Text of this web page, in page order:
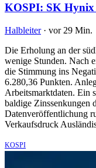
KOSPI: SK Hynix
Halbleiter · vor 29 Min.
Die Erholung an der
wenige Stunden. Nach
die Stimmung ins
6.280,36 Punkten.
Arbeitsmarktdaten. Ein
baldige Zinssenkungen
Datenveröffentlichung
Verkaufsdruck
KOSPI